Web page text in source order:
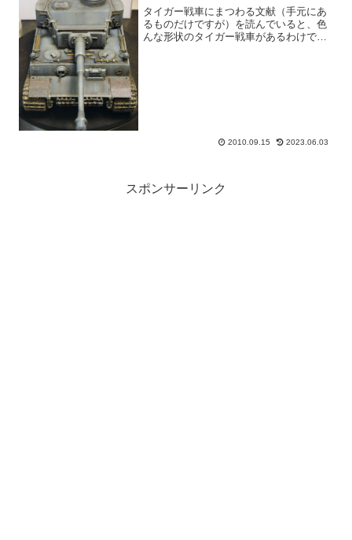
タイガー戦車にまつわる文献（手元にあ
るものだけですが）を読んでいると、色
んな形状のタイガー戦車があるわけです
2010.09.15 2023.06.03
スポンサーリンク